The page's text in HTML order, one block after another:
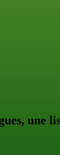
une